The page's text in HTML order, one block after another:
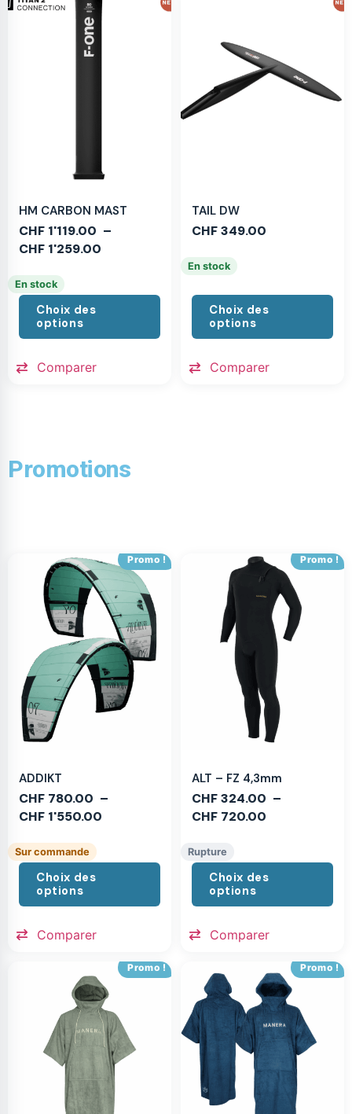
HM CARBON MAST
CHF 1'119.00 –
CHF 1'259.00
En stock
Choix des
options
Comparer
TAIL DW
CHF349.00
En stock
Choix des
options
Comparer
Promotions
Promo !
ADDIKT
CHF 780.00 –
CHF 1'550.00
Sur commande
Choix des
options
Comparer
Promo !
ALT – FZ 4,3mm
CHF324.00 –
CHF 720.00
Rupture
Choix des
options
Comparer
Promo ! Promo !